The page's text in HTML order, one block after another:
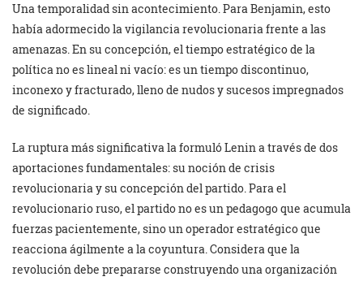
Una temporalidad sin acontecimiento. Para Benjamin, esto
había adormecido la vigilancia revolucionaria frente a las
amenazas. En su concepción, el tiempo estratégico de la
política no es lineal ni vacío: es un tiempo discontinuo,
inconexo y fracturado, lleno de nudos y sucesos impregnados
de significado.
La ruptura más significativa la formuló Lenin a través de dos
aportaciones fundamentales: su noción de crisis
revolucionaria y su concepción del partido. Para el
revolucionario ruso, el partido no es un pedagogo que acumula
fuerzas pacientemente, sino un operador estratégico que
reacciona ágilmente a la coyuntura. Considera que la
revolución debe prepararse construyendo una organización